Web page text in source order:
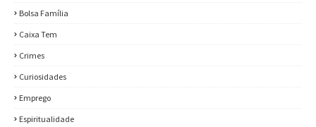
Bolsa Família
Caixa Tem
Crimes
Curiosidades
Emprego
Espiritualidade